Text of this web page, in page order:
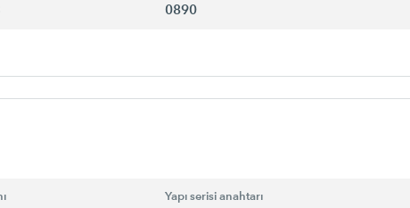
0890
Yapı serisi anahtarı